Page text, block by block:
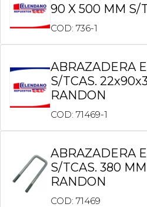
90 X 500 MM S/
COD: 736-1
ABRAZADERA
S/TCAS.
RANDON
COD: 71469-1
ABRAZADERA
S/TCAS. 380
RANDON
COD: 71469